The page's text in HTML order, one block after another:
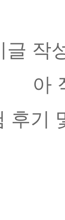
작
아
후기